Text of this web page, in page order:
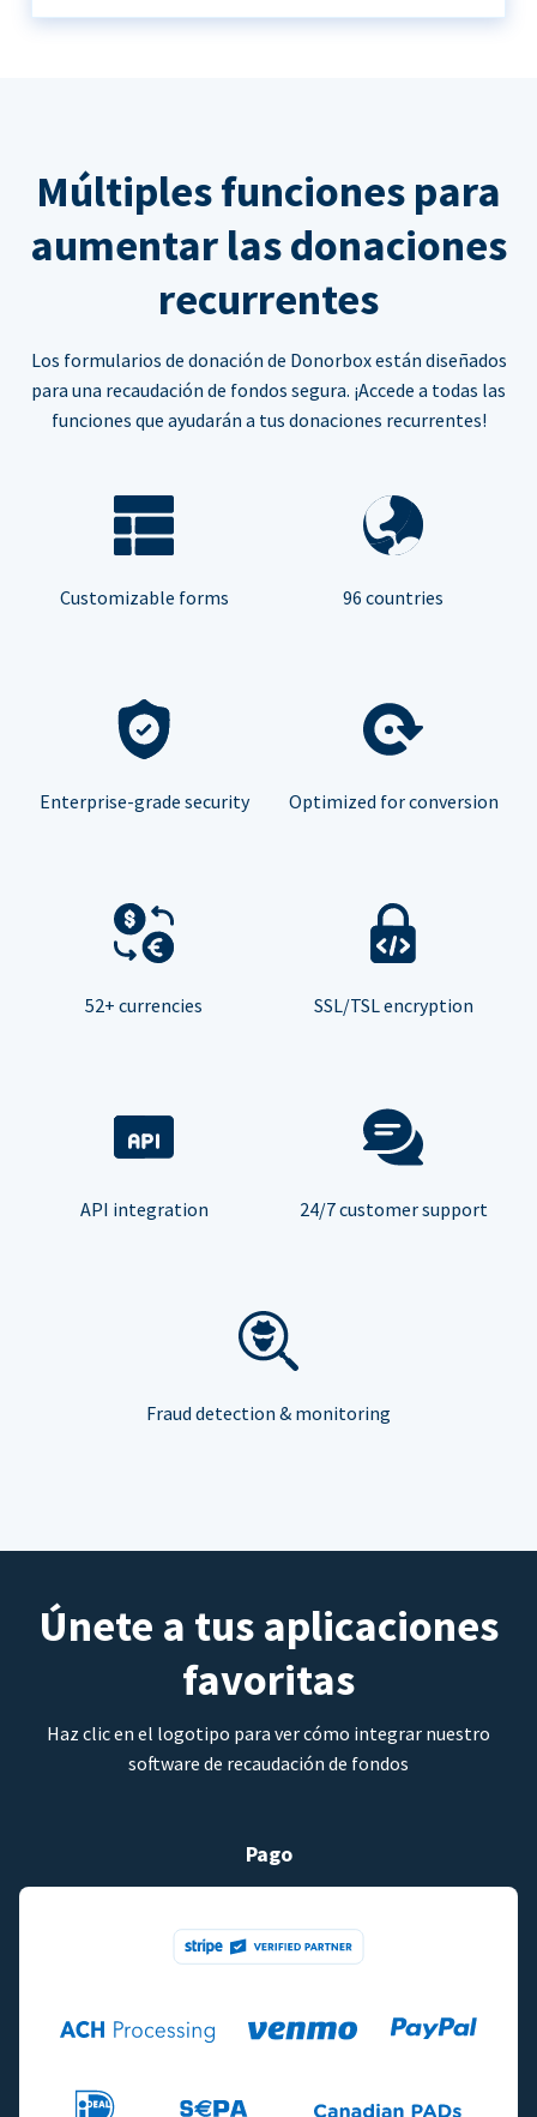
Múltiples funciones para
aumentar las donaciones
recurrentes
Los formularios de donación de Donorbox están diseñados
para una recaudación de fondos segura. ¡Accede a todas las
funciones que ayudarán a tus donaciones recurrentes!
Customizable forms 96 countries
Enterprise-grade security Optimized for conversion
52+ currencies SSL/TSL encryption
API integration 24/7 customer support
Fraud detection & monitoring
Únete a tus aplicaciones
favoritas
Haz clic en el logotipo para ver cómo integrar nuestro
software de recaudación de fondos
Pago